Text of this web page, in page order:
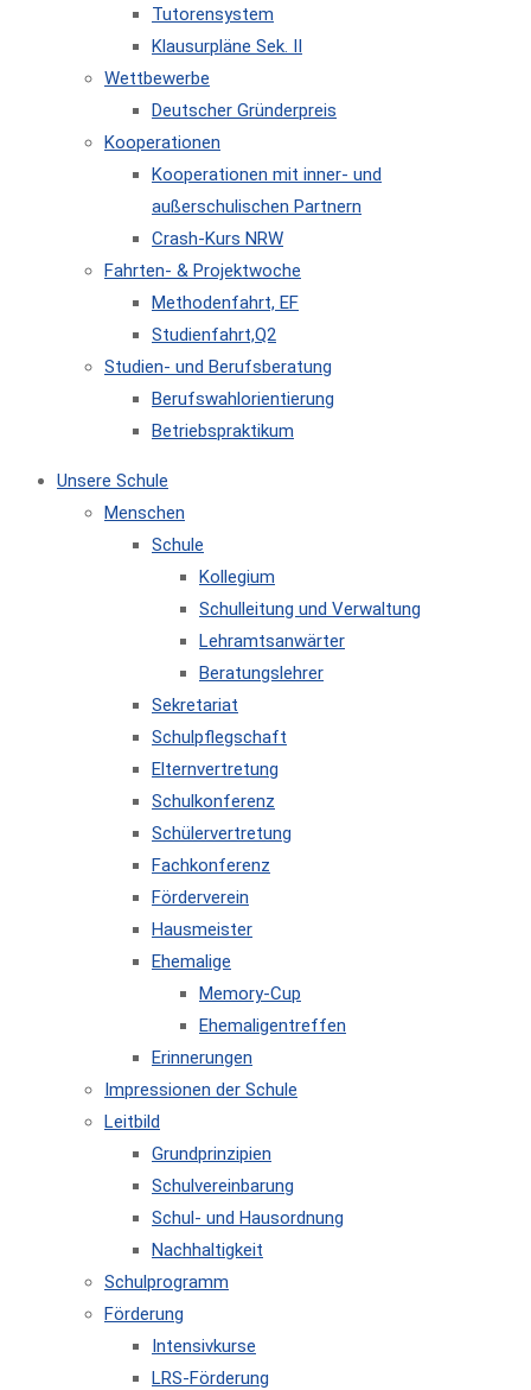
Tutorensystem
Klausurpläne Sek. II
Wettbewerbe
Deutscher Gründerpreis
Kooperationen
Kooperationen mit inner- und
außerschulischen Partnern
Crash-Kurs NRW
Fahrten- & Projektwoche
Methodenfahrt, EF
Studienfahrt,Q2
Studien- und Berufsberatung
Berufswahlorientierung
Betriebspraktikum
Unsere Schule
Menschen
Schule
Kollegium
Schulleitung und Verwaltung
Lehramtsanwärter
Beratungslehrer
Sekretariat
Schulpflegschaft
Elternvertretung
Schulkonferenz
Schülervertretung
Fachkonferenz
Förderverein
Hausmeister
Ehemalige
Memory-Cup
Ehemaligentreffen
Erinnerungen
Impressionen der Schule
Leitbild
Grundprinzipien
Schulvereinbarung
Schul- und Hausordnung
Nachhaltigkeit
Schulprogramm
Förderung
Intensivkurse
LRS-Förderung